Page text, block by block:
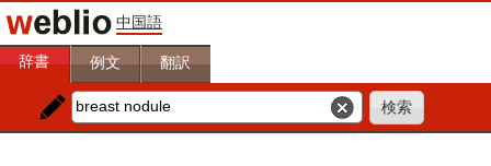
中国語
辞書 例文 翻訳